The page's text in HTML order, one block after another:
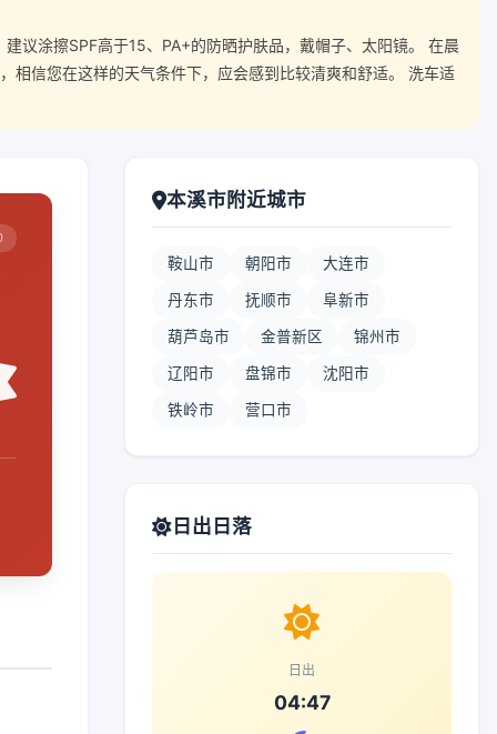
议涂擦SPF高于15、PA+的防晒护肤品，戴帽子、太阳镜。 在晨
相信您在这样的天气条件下，应会感到比较清爽和舒适。 洗车适
本溪市附近城市
鞍山市 朝阳市 大连市
丹东市 抚顺市 阜新市
葫芦岛市 金普新区 锦州市
辽阳市 盘锦市 沈阳市
铁岭市 营口市
日出日落
日出
04:47